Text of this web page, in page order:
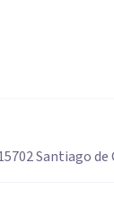
Santiago